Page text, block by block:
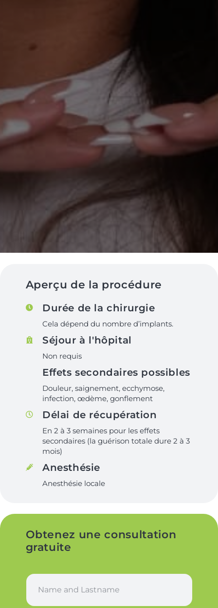
Aperçu de la procédure
Durée de la chirurgie
Cela dépend du nombre d’implants.
Séjour à l'hôpital
Non requis
Effets secondaires possibles
Douleur, saignement, ecchymose,
infection, œdème, gonflement
Délai de récupération
En 2 à 3 semaines pour les effets
secondaires (la guérison totale dure 2 à 3
mois)
Anesthésie
Anesthésie locale
Obtenez une consultation
gratuite
N
m